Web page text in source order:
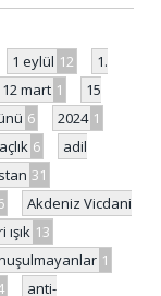
1 eylül 12
1.
12 mart 1
15
6 2024 1
açlık 6
adil
31
Akdeniz Vicdani
ışık 13
1
anti-